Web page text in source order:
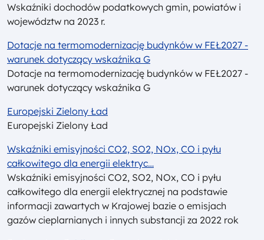
Wskaźniki dochodów podatkowych gmin, powiatów i
województw na 2023 r.
Dotacje na termomodernizację budynków w FEŁ2027 -
warunek dotyczący wskaźnika G
Dotacje na termomodernizację budynków w FEŁ2027 -
warunek dotyczący wskaźnika G
Europejski Zielony Ład
Europejski Zielony Ład
Wskaźniki emisyjności CO2, SO2, NOx, CO i pyłu
całkowitego dla energii elektryc…
Wskaźniki emisyjności CO2, SO2, NOx, CO i pyłu
całkowitego dla energii elektrycznej na podstawie
informacji zawartych w Krajowej bazie o emisjach
gazów cieplarnianych i innych substancji za 2022 rok